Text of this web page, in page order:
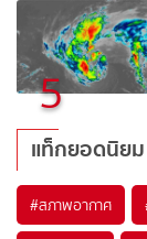
5
แท็กยอดนิยม
#สภาพอากาศ